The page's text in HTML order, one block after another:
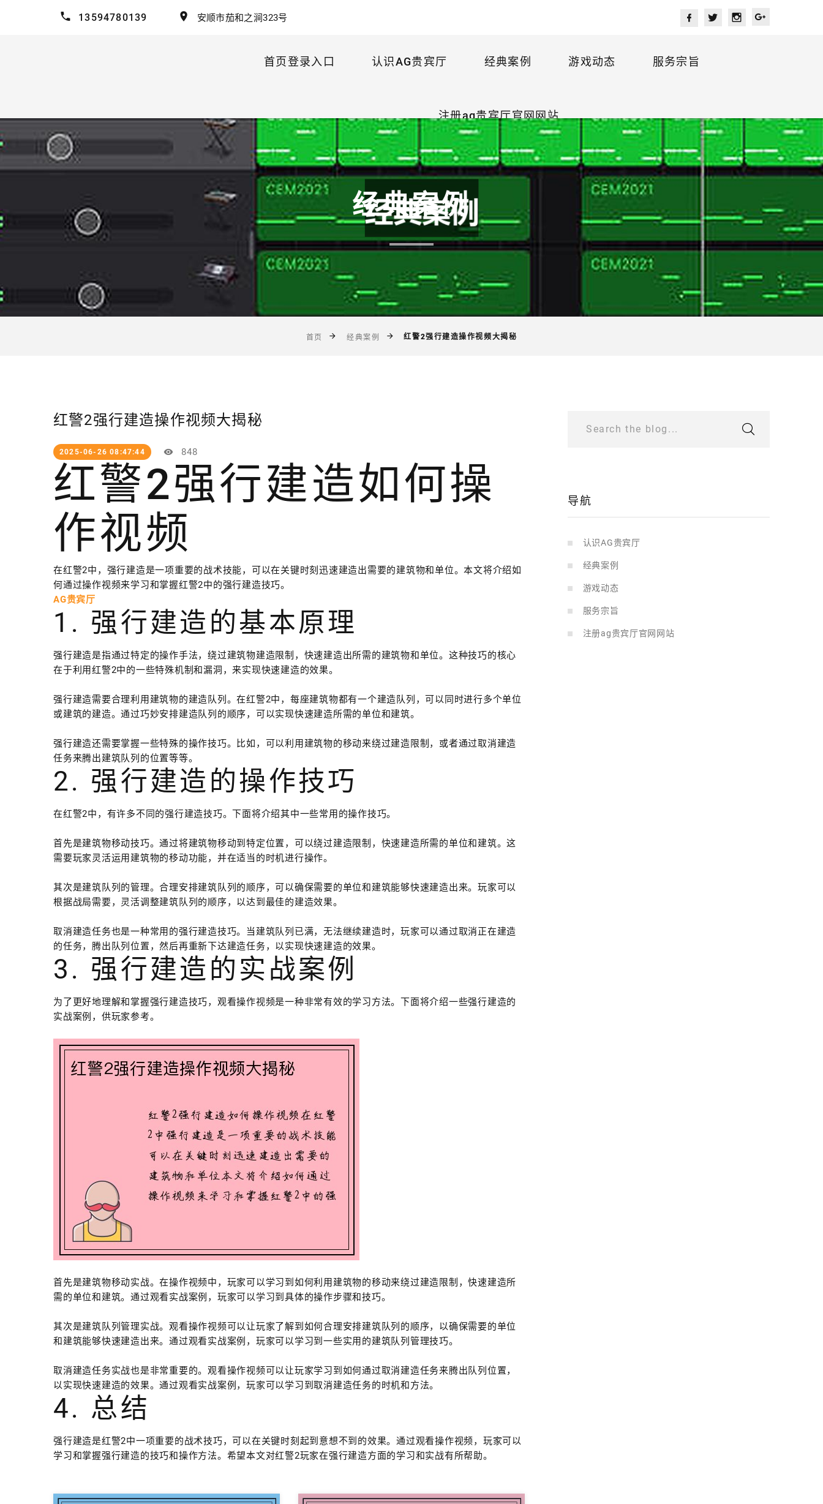
13594780139 安顺市茄和之涧323号
首页登录入口 认识AG贵宾厅 经典案例 游戏动态 服务宗旨
注册ag贵宾厅官网网站
经典案例
首页 经典案例 红警2强行建造操作视频大揭秘
红警2强行建造操作视频大揭秘
2025-06-26 08:47:44 848
红警2强行建造如何操
作视频
在红警2中，强行建造是一项重要的战术技能，可以在关键时刻迅速建造出需要的建筑物和单位。本文将介绍如
何通过操作视频来学习和掌握红警2中的强行建造技巧。
AG贵宾厅
1. 强行建造的基本原理
强行建造是指通过特定的操作手法，绕过建筑物建造限制，快速建造出所需的建筑物和单位。这种技巧的核心
在于利用红警2中的一些特殊机制和漏洞，来实现快速建造的效果。
强行建造需要合理利用建筑物的建造队列。在红警2中，每座建筑物都有一个建造队列，可以同时进行多个单位
或建筑的建造。通过巧妙安排建造队列的顺序，可以实现快速建造所需的单位和建筑。
强行建造还需要掌握一些特殊的操作技巧。比如，可以利用建筑物的移动来绕过建造限制，或者通过取消建造
任务来腾出建筑队列的位置等等。
2. 强行建造的操作技巧
在红警2中，有许多不同的强行建造技巧。下面将介绍其中一些常用的操作技巧。
首先是建筑物移动技巧。通过将建筑物移动到特定位置，可以绕过建造限制，快速建造所需的单位和建筑。这
需要玩家灵活运用建筑物的移动功能，并在适当的时机进行操作。
其次是建筑队列的管理。合理安排建筑队列的顺序，可以确保需要的单位和建筑能够快速建造出来。玩家可以
根据战局需要，灵活调整建筑队列的顺序，以达到最佳的建造效果。
取消建造任务也是一种常用的强行建造技巧。当建筑队列已满，无法继续建造时，玩家可以通过取消正在建造
的任务，腾出队列位置，然后再重新下达建造任务，以实现快速建造的效果。
3. 强行建造的实战案例
为了更好地理解和掌握强行建造技巧，观看操作视频是一种非常有效的学习方法。下面将介绍一些强行建造的
实战案例，供玩家参考。
首先是建筑物移动实战。在操作视频中，玩家可以学习到如何利用建筑物的移动来绕过建造限制，快速建造所
需的单位和建筑。通过观看实战案例，玩家可以学习到具体的操作步骤和技巧。
其次是建筑队列管理实战。观看操作视频可以让玩家了解到如何合理安排建筑队列的顺序，以确保需要的单位
和建筑能够快速建造出来。通过观看实战案例，玩家可以学习到一些实用的建筑队列管理技巧。
取消建造任务实战也是非常重要的。观看操作视频可以让玩家学习到如何通过取消建造任务来腾出队列位置，
以实现快速建造的效果。通过观看实战案例，玩家可以学习到取消建造任务的时机和方法。
4. 总结
强行建造是红警2中一项重要的战术技巧，可以在关键时刻起到意想不到的效果。通过观看操作视频，玩家可以
学习和掌握强行建造的技巧和操作方法。希望本文对红警2玩家在强行建造方面的学习和实战有所帮助。
Search the blog...
导航
认识AG贵宾厅
经典案例
游戏动态
服务宗旨
注册ag贵宾厅官网网站